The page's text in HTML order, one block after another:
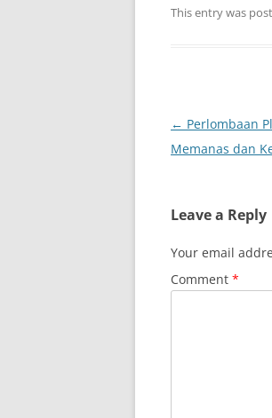
This entry was
Post
navigation
← Perlombaan
Memanas dan
Leave a Reply
Your email
Comment *